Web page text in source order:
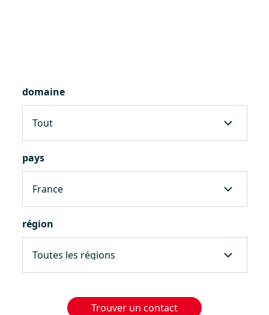
domaine
pays
région
Trouver un contact